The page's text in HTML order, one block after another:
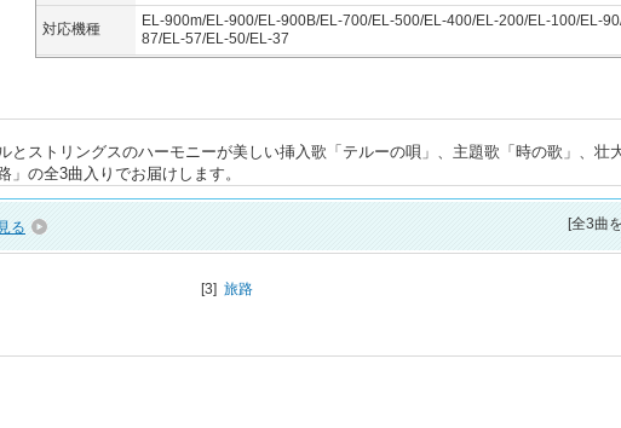
対応機種
EL-900m/EL-900/EL-900B/EL-700/EL-500/EL-400/EL-200/EL-100/EL-
87/EL-57/EL-50/EL-37
とストリングスのハーモニーが美しい挿入歌「テルーの唄」、主題歌「時の歌」、壮
の全3曲入りでお届けします。
る [全3曲
[3] 旅路